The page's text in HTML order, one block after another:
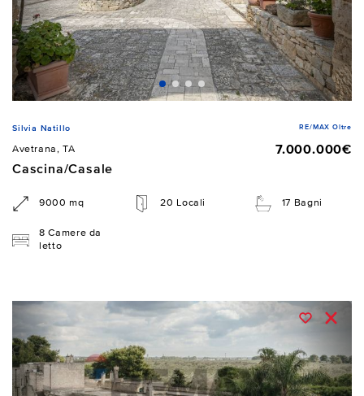
Silvia Natillo RE/MAX Oltre
Avetrana, TA
7.000.000€
Cascina/Casale
9000 mq 20 Locali 17 Bagni
8 Camere da
letto